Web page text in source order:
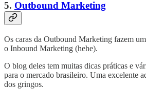
5. Outbound Marketing
Os caras da Outbound Marketing fazem
o Inbound Marketing (hehe).
O blog deles tem muitas dicas práticas e
para o mercado brasileiro. Uma excelente
dos gringos.